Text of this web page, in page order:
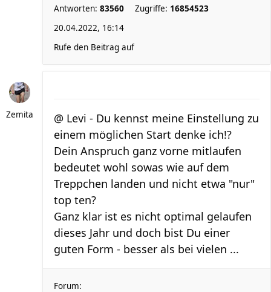
Antworten: 83560 Zugriffe: 16854523
20.04.2022, 16:14
Rufe den Beitrag auf
Zemita
@ Levi - Du kennst meine Einstellung zu
einem möglichen Start denke ich!?
Dein Anspruch ganz vorne mitlaufen
bedeutet wohl sowas wie auf dem
Treppchen landen und nicht etwa "nur"
top ten?
Ganz klar ist es nicht optimal gelaufen
dieses Jahr und doch bist Du einer
guten Form - besser als bei vielen ...
Forum: